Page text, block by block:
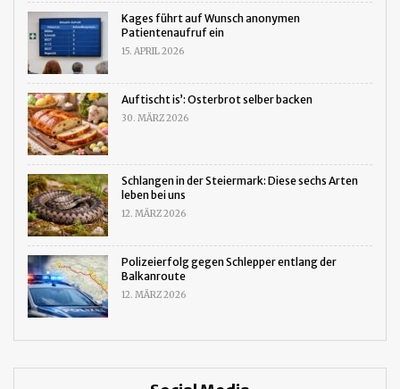
Kages führt auf Wunsch anonymen
Patientenaufruf ein
15. APRIL 2026
Auftischt is’: Osterbrot selber backen
30. MÄRZ 2026
Schlangen in der Steiermark: Diese sechs Arten
leben bei uns
12. MÄRZ 2026
Polizeierfolg gegen Schlepper entlang der
Balkanroute
12. MÄRZ 2026